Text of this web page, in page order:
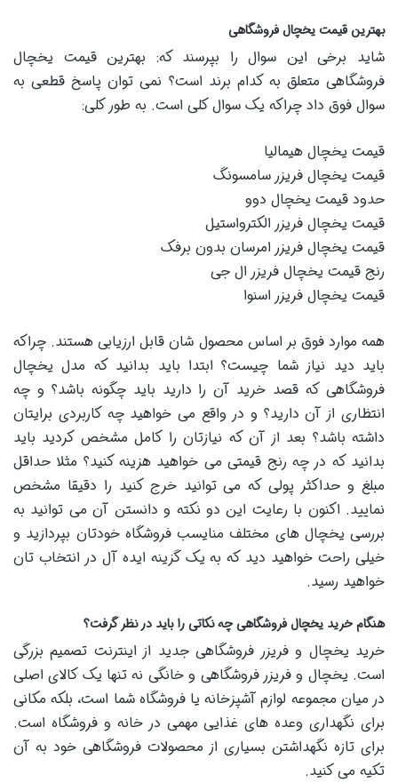
بهترین قیمت یخچال فروشگاهی
شاید برخی این سوال را بپرسند که: بهترین قیمت یخچال
فروشگاهی متعلق به کدام برند است؟ نمی توان پاسخ قطعی به
سوال فوق داد چراکه یک سوال کلی است. به طور کلی:
قیمت یخچال هیمالیا
قیمت یخچال فریزر سامسونگ
حدود قیمت یخچال دوو
قیمت یخچال فریزر الکترواستیل
قیمت یخچال فریزر امرسان بدون برفک
رنج قیمت یخچال فریزر ال جی
قیمت یخچال فریزر اسنوا
همه موارد فوق بر اساس محصول شان قابل ارزیابی هستند. چراکه
باید دید نیاز شما چیست؟ ابتدا باید بدانید که مدل یخچال
فروشگاهی که قصد خرید آن را دارید باید چگونه باشد؟ و چه
انتظاری از آن دارید؟ و در واقع می خواهید چه کاربردی برایتان
داشته باشد؟ بعد از آن که نیازتان را کامل مشخص کردید باید
بدانید که در چه رنج قیمتی می خواهید هزینه کنید؟ مثلا حداقل
مبلغ و حداکثر پولی که می توانید خرج کنید را دقیقا مشخص
نمایید. اکنون با رعایت این دو نکته و دانستن آن می توانید به
بررسی یخچال های مختلف منایسب فروشگاه خودتان بپردازید و
خیلی راحت خواهید دید که به یک گزینه ایده آل در انتخاب تان
خواهید رسید.
هنگام خرید یخچال فروشگاهی چه نکاتی را باید در نظر گرفت؟
خرید یخچال و فریزر فروشگاهی جدید از اینترنت تصمیم بزرگی
است. یخچال و فریزر فروشگاهی و خانگی نه تنها یک کالای اصلی
در میان مجموعه لوازم آشپزخانه یا فروشگاه شما است، بلکه مکانی
برای نگهداری وعده های غذایی مهمی در خانه و فروشگاه است.
برای تازه نگهداشتن بسیاری از محصولات فروشگاهی خود به آن
تکیه می کنید.